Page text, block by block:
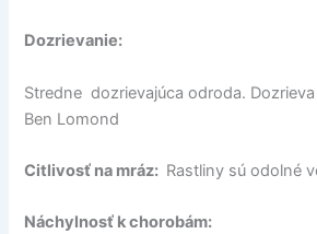
Dozrievanie:
Stredne dozrievajúca odroda.
Ben Lomond
Citlivosť na mráz: Rastliny sú odolné
Náchylnosť k chorobám: